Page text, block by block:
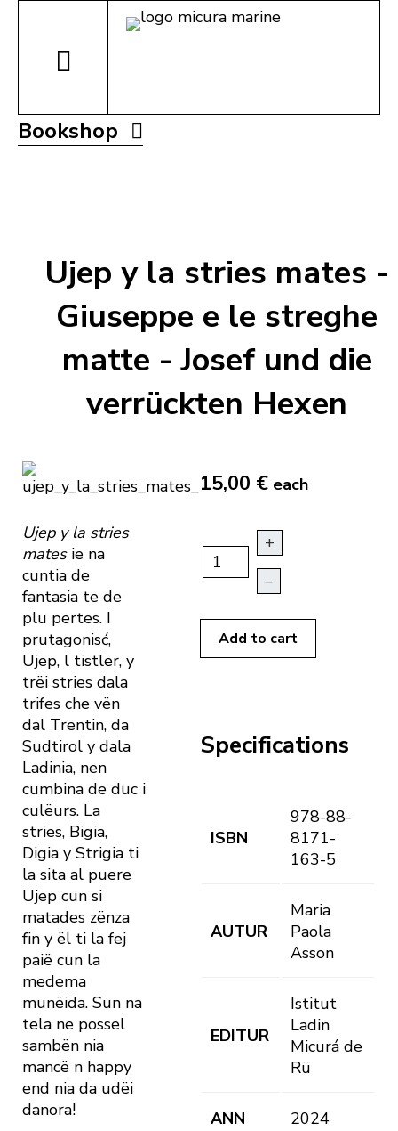
Bookshop
Ujep y la stries mates -
Giuseppe e le streghe
matte - Josef und die
verrückten Hexen
Ujep y la stries
matesie na
cuntia de
fantasia te de
plu pertes. I
prutagonisć,
Ujep, l tistler, y
trëi stries dala
trifes che vën
dal Trentin, da
Sudtirol y dala
Ladinia, nen
cumbina de duc i
culëurs. La
stries, Bigia,
Digia y Strigia ti
la sita al puere
Ujep cun si
matades zënza
fin y ël ti la fej
paië cun la
medema
munëida. Sun na
tela ne possel
sambën nia
mancë n happy
end nia da udëi
danora!
15,00 € each
+
–
Add to cart
Specifications
ISBN
978-88-
8171-
163-5
AUTUR
Maria
Paola
Asson
EDITUR
Istitut
Ladin
Micurá de
Rü
ANN 2024